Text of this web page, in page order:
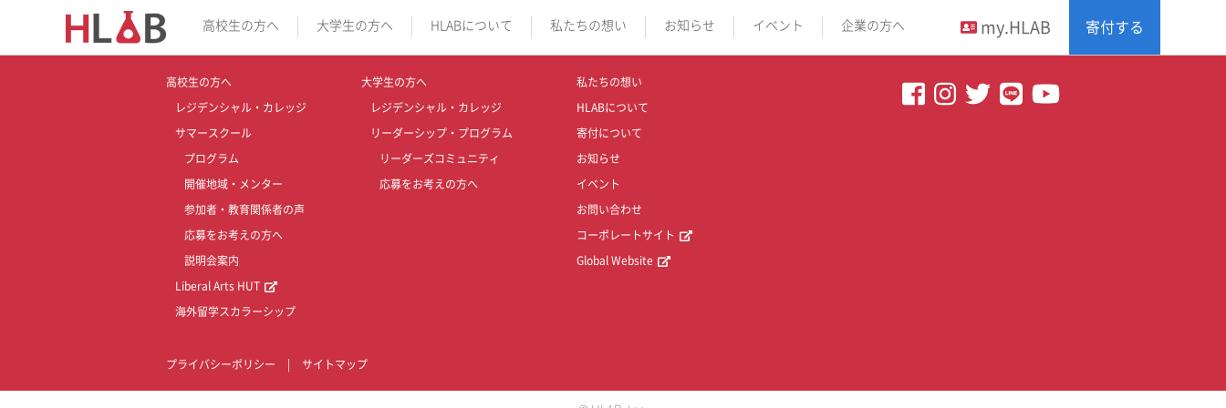
高校生の方へ 大学生の方へ HLABについて 私たちの想い お知らせ イベント 企業の方へ my.HLAB 寄付する
高校生の方へ
レジデンシャル・カレッジ
サマースクール
プログラム
開催地域・メンター
参加者・教育関係者の声
応募をお考えの方へ
説明会案内
Liberal Arts HUT
海外留学スカラーシップ
大学生の方へ
レジデンシャル・カレッジ
リーダーシップ・プログラム
リーダーズコミュニティ
応募をお考えの方へ
私たちの想い
HLABについて
寄付について
お知らせ
イベント
お問い合わせ
コーポレートサイト
Global Website
プライバシーポリシー サイトマップ